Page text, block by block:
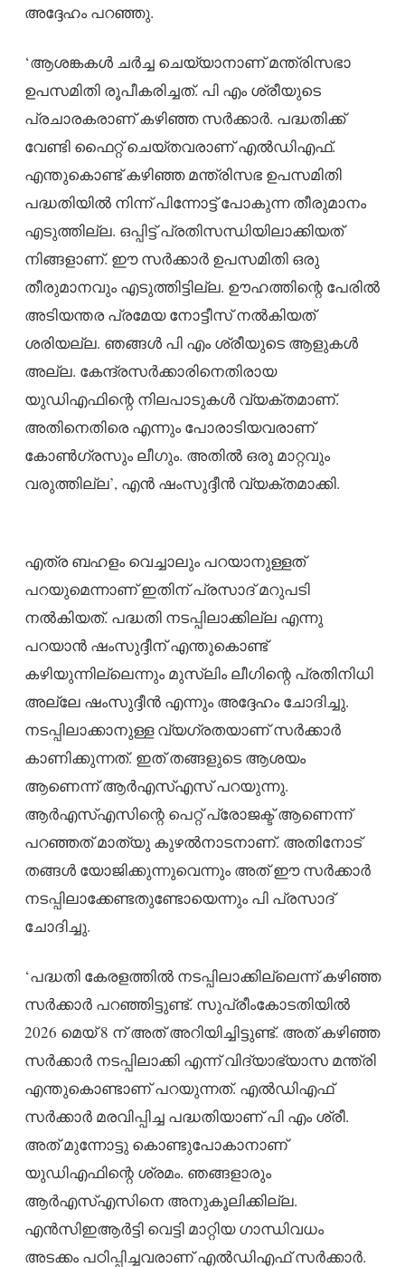
അദ്ദേഹം പറഞ്ഞു.
‘ആശങ്കകള്‍ ചര്‍ച്ച ചെയ്യാനാണ് മന്ത്രിസഭാ
ഉപസമിതി രൂപീകരിച്ചത്. പി എം ശ്രീയുടെ
പ്രചാരകരാണ് കഴിഞ്ഞ സര്‍ക്കാര്‍. പദ്ധതിക്ക്
വേണ്ടി ഫൈറ്റ് ചെയ്തവരാണ് എല്‍ഡിഎഫ്.
എന്തുകൊണ്ട് കഴിഞ്ഞ മന്ത്രിസഭ ഉപസമിതി
പദ്ധതിയില്‍ നിന്ന് പിന്നോട്ട് പോകുന്ന തീരുമാനം
എടുത്തില്ല. ഒപ്പിട്ട് പ്രതിസന്ധിയിലാക്കിയത്
നിങ്ങളാണ്. ഈ സര്‍ക്കാര്‍ ഉപസമിതി ഒരു
തീരുമാനവും എടുത്തിട്ടില്ല. ഊഹത്തിന്റെ പേരില്‍
അടിയന്തര പ്രമേയ നോട്ടീസ് നല്‍കിയത്
ശരിയല്ല. ഞങ്ങള്‍ പി എം ശ്രീയുടെ ആളുകള്‍
അല്ല. കേന്ദ്രസര്‍ക്കാരിനെതിരായ
യുഡിഎഫിന്റെ നിലപാടുകള്‍ വ്യക്തമാണ്.
അതിനെതിരെ എന്നും പോരാടിയവരാണ്
കോണ്‍ഗ്രസും ലീഗും. അതില്‍ ഒരു മാറ്റവും
വരുത്തില്ല’, എന്‍ ഷംസുദ്ദീന്‍ വ്യക്തമാക്കി.
എത്ര ബഹളം വെച്ചാലും പറയാനുള്ളത്
പറയുമെന്നാണ് ഇതിന് പ്രസാദ് മറുപടി
നല്‍കിയത്. പദ്ധതി നടപ്പിലാക്കില്ല എന്നു
പറയാന്‍ ഷംസുദ്ദീന് എന്തുകൊണ്ട്
കഴിയുന്നില്ലെന്നും മുസ്‌ലിം ലീഗിന്റെ പ്രതിനിധി
അല്ലേ ഷംസുദ്ദീന്‍ എന്നും അദ്ദേഹം ചോദിച്ചു.
നടപ്പിലാക്കാനുള്ള വ്യഗ്രതയാണ് സര്‍ക്കാര്‍
കാണിക്കുന്നത്. ഇത് തങ്ങളുടെ ആശയം
ആണെന്ന് ആര്‍എസ്എസ് പറയുന്നു.
ആര്‍എസ്എസിന്റെ പെറ്റ് പ്രോജക്ട് ആണെന്ന്
പറഞ്ഞത് മാത്യു കുഴല്‍നാടനാണ്. അതിനോട്
തങ്ങള്‍ യോജിക്കുന്നുവെന്നും അത് ഈ സര്‍ക്കാര്‍
നടപ്പിലാക്കേണ്ടതുണ്ടോയെന്നും പി പ്രസാദ്
ചോദിച്ചു.
‘പദ്ധതി കേരളത്തില്‍ നടപ്പിലാക്കില്ലെന്ന് കഴിഞ്ഞ
സര്‍ക്കാര്‍ പറഞ്ഞിട്ടുണ്ട്. സുപ്രീംകോടതിയില്‍
2026 മെയ് 8 ന് അത് അറിയിച്ചിട്ടുണ്ട്. അത് കഴിഞ്ഞ
സര്‍ക്കാര്‍ നടപ്പിലാക്കി എന്ന് വിദ്യാഭ്യാസ മന്ത്രി
എന്തുകൊണ്ടാണ് പറയുന്നത്. എല്‍ഡിഎഫ്
സര്‍ക്കാര്‍ മരവിപ്പിച്ച പദ്ധതിയാണ് പി എം ശ്രീ.
അത് മുന്നോട്ടു കൊണ്ടുപോകാനാണ്
യുഡിഎഫിന്റെ ശ്രമം. ഞങ്ങളാരും
ആര്‍എസ്എസിനെ അനുകൂലിക്കില്ല.
എന്‍സിഇആര്‍ട്ടി വെട്ടി മാറ്റിയ ഗാന്ധിവധം
അടക്കം പഠിപ്പിച്ചവരാണ് എല്‍ഡിഎഫ് സര്‍ക്കാര്‍.